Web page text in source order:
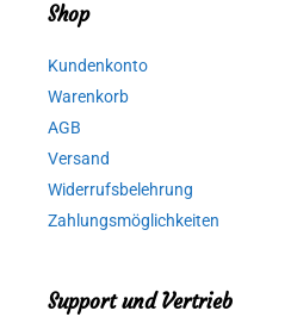
Shop
Kundenkonto
Warenkorb
AGB
Versand
Widerrufsbelehrung
Zahlungsmöglichkeiten
Support und Vertrieb